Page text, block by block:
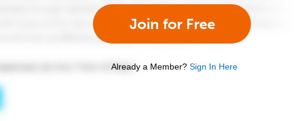
Join for Free
Already a Member? Sign In Here